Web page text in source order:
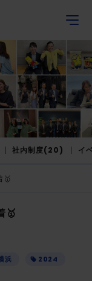
社内制度(20) イ
🥇
🥇
浜 2024